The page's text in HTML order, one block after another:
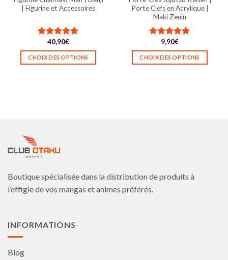
du
du
produit
| Figurine et Accessoires
Note5.00
sur 5
40,90€
CHOIX DES OPTIONS
être
sur
la
Porte Clefs en Acrylique |
Maki Zenin
Note5.00
sur 5
9,90€
CHOIX DES OPTIONS
sur
Boutique spécialisée dans la distribution de produits à
l’effigie de vos mangas et animes préférés.
INFORMATIONS
Blog